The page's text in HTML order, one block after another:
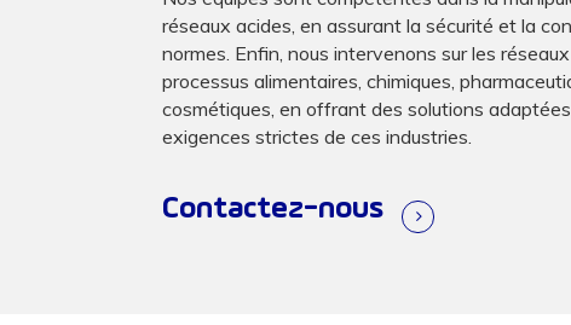
réseaux acides, en assurant la sécurité et la
normes. Enfin, nous intervenons sur les
processus alimentaires, chimiques,
cosmétiques, en offrant des solutions
exigences strictes de ces industries.
Contactez-nous